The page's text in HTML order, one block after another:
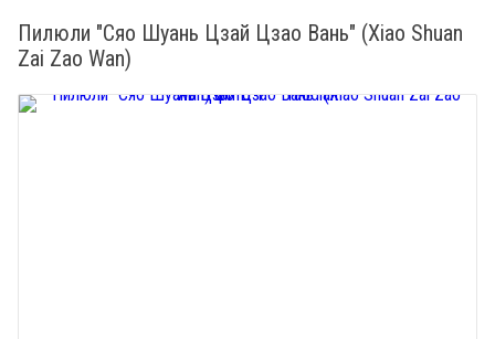
Пилюли "Сяо Шуань Цзай Цзао Вань" (Xiao Shuan
Zai Zao Wan)